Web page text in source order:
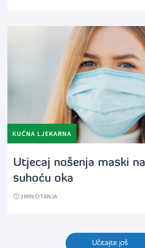
KUĆNA LJEKARNA
Utjecaj nošenja maski
suhoću oka
2MIN ČITANJA
Učitajte još